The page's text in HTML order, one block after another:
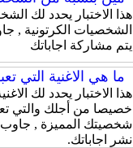
هذا الاختبار يحدد لك
الشخصيات الكرتونية ,
يتم مشاركة اجاباتك
ما هي الاغنية التي
هذا الاختبار يحدد لك
خصيصا من أجلك والتي
شخصيتك المميزة ,
نشر اجاباتك.